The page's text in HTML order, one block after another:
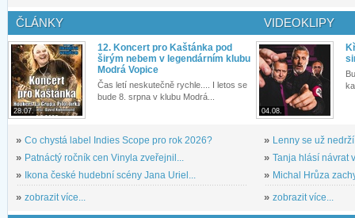
ČLÁNKY
28.07.
12. Koncert pro Kaštánka pod
širým nebem v legendárním klubu
Modrá Vopice
Čas letí neskutečně rychle.... I letos se
bude 8. srpna v klubu Modrá...
» Co chystá label Indies Scope pro rok 2026?
» Patnáctý ročník cen Vinyla zveřejnil...
» Ikona české hudební scény Jana Uriel...
» zobrazit více...
VIDEOKLIPY
04.08.
» Lenny se už
» Tanja hlásí návrat
» Michal Hrůza
» zobrazit více...